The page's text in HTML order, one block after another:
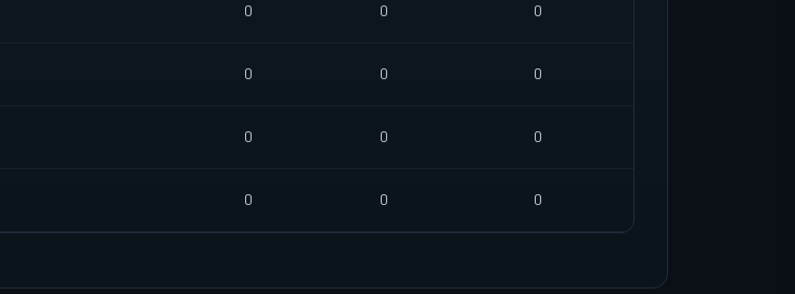
0 0 0
0 0 0
0 0 0
0 0 0